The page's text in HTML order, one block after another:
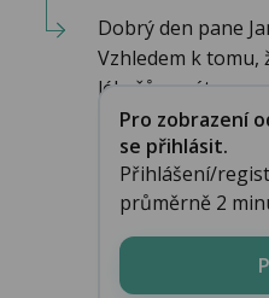
Dobrý den pane
Vzhledem k tomu,
lékařů a máte za
Pro zobrazení
se přihlásit.
Přihlášení/
průměrně 2